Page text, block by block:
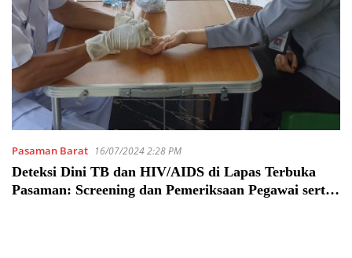
Pasaman Barat 16/07/2024 2:28 PM
Deteksi Dini TB dan HIV/AIDS di Lapas Terbuka
Pasaman: Screening dan Pemeriksaan Pegawai serta